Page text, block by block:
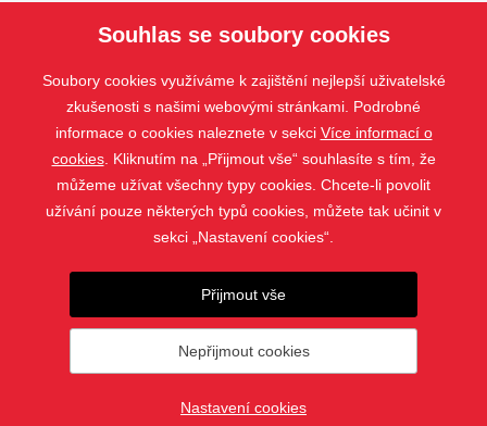
KONTAKT
vytvořilwebProgress
Souhlas se soubory cookies
Soubory cookies využíváme k zajištění nejlepší uživatelské
zkušenosti s našimi webovými stránkami. Podrobné
informace o cookies naleznete v sekci Více informací o
cookies. Kliknutím na „Přijmout vše“ souhlasíte s tím, že
můžeme užívat všechny typy cookies. Chcete-li povolit
užívání pouze některých typů cookies, můžete tak učinit v
sekci „Nastavení cookies“.
Přijmout vše
Nepřijmout cookies
Nastavení cookies